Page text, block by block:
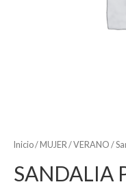
Inicio/ MUJER /VERANO /
SANDALIA